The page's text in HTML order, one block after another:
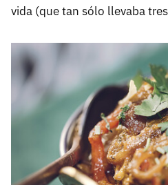
vida (que tan sólo llevaba